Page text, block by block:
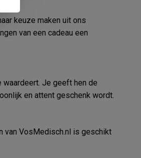
keuze maken uit ons
van een cadeau een
Je geeft hen de
en attent geschenk wordt.
van VosMedisch.nl is geschikt